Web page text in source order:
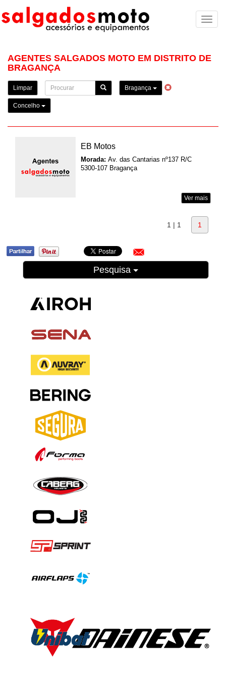
AGENTES SALGADOS MOTO EM DISTRITO DE
BRAGANÇA
Limpar Bragança
Concelho
EB Motos
Morada: Av. das Cantarias nº137 R/C
5300-107 Bragança
Ver mais
1 | 1 1
Pesquisa